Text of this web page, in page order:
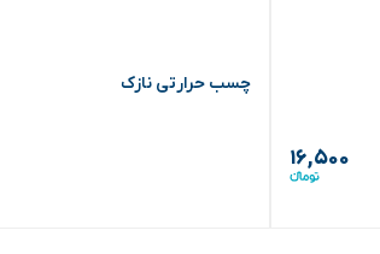
۱۶,۵۰۰
چسب حرارتی نازک